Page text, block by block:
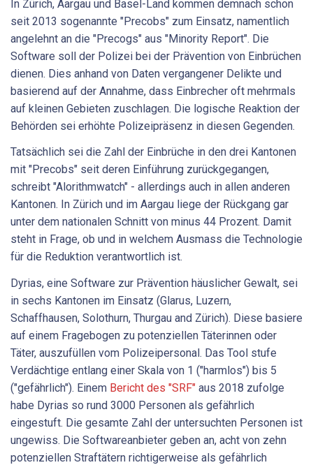
In Zürich, Aargau und Basel-Land kommen demnach schon
seit 2013 sogenannte "Precobs" zum Einsatz, namentlich
angelehnt an die "Precogs" aus "Minority Report". Die
Software soll der Polizei bei der Prävention von Einbrüchen
dienen. Dies anhand von Daten vergangener Delikte und
basierend auf der Annahme, dass Einbrecher oft mehrmals
auf kleinen Gebieten zuschlagen. Die logische Reaktion der
Behörden sei erhöhte Polizeipräsenz in diesen Gegenden.
Tatsächlich sei die Zahl der Einbrüche in den drei Kantonen
mit "Precobs" seit deren Einführung zurückgegangen,
schreibt "Alorithmwatch" - allerdings auch in allen anderen
Kantonen. In Zürich und im Aargau liege der Rückgang gar
unter dem nationalen Schnitt von minus 44 Prozent. Damit
steht in Frage, ob und in welchem Ausmass die Technologie
für die Reduktion verantwortlich ist.
Dyrias, eine Software zur Prävention häuslicher Gewalt, sei
in sechs Kantonen im Einsatz (Glarus, Luzern,
Schaffhausen, Solothurn, Thurgau and Zürich). Diese basiere
auf einem Fragebogen zu potenziellen Täterinnen oder
Täter, auszufüllen vom Polizeipersonal. Das Tool stufe
Verdächtige entlang einer Skala von 1 ("harmlos") bis 5
("gefährlich"). Einem Bericht des "SRF" aus 2018 zufolge
habe Dyrias so rund 3000 Personen als gefährlich
eingestuft. Die gesamte Zahl der untersuchten Personen ist
ungewiss. Die Softwareanbieter geben an, acht von zehn
potenziellen Straftätern richtigerweise als gefährlich